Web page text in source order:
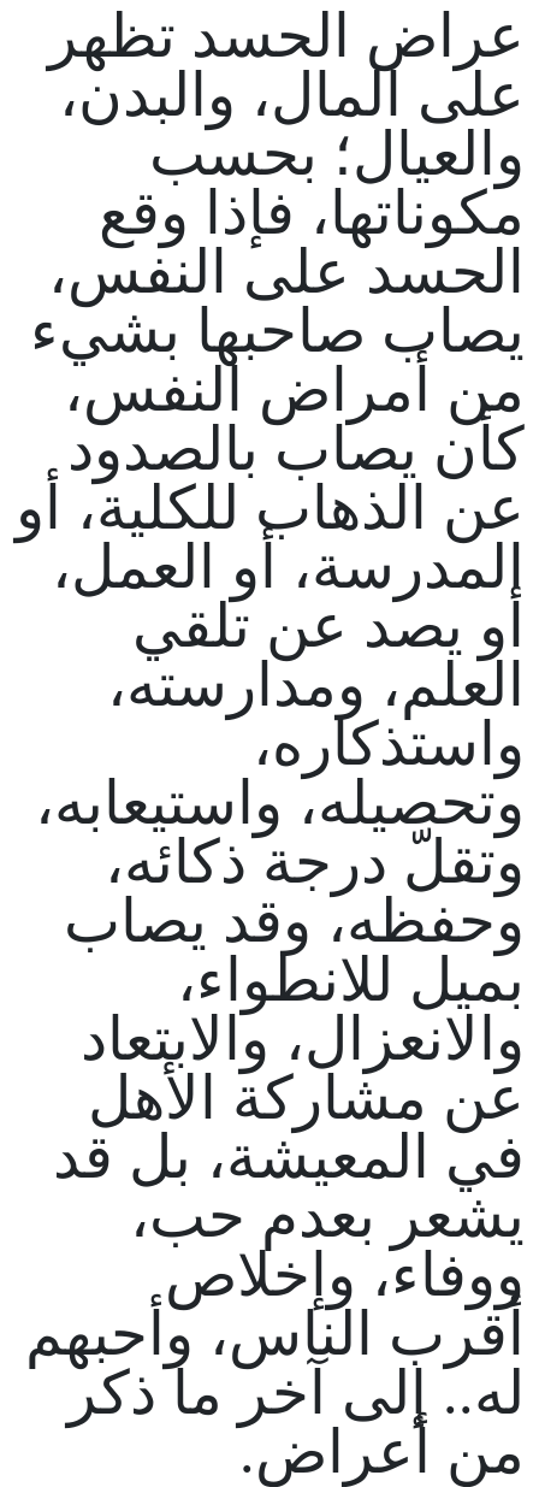
عراض الحسد تظهر
على المال، والبدن،
والعيال؛ بحسب
مكوناتها، فإذا وقع
الحسد على النفس،
يصاب صاحبها بشيء
من أمراض النفس،
كأن يصاب بالصدود
عن الذهاب للكلية، أو
المدرسة، أو العمل،
أو يصد عن تلقي
العلم، ومدارسته،
واستذكاره،
وتحصيله، واستيعابه،
وتقلّ درجة ذكائه،
وحفظه، وقد يصاب
بميل للانطواء،
والانعزال، والابتعاد
عن مشاركة الأهل
في المعيشة، بل قد
يشعر بعدم حب،
ووفاء، وإخلاص
أقرب الناس، وأحبهم
له.. إلى آخر ما ذكر
من أعراض.